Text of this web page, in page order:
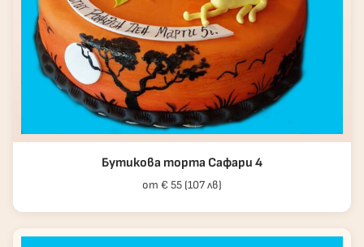
Бутикова торта Сафари 4
от € 55 (107 лв)